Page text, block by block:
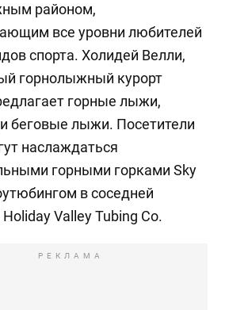
районом,
все уровни любителей
спорта. Холидей Велли,
горнолыжный курорт
горные лыжи,
беговые лыжи. Посетители
наслаждаться
горными горками Sky
в соседней
Valley Tubing Co.
РЕКЛАМА